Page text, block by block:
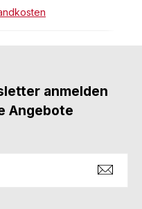
anmelden
Angebote